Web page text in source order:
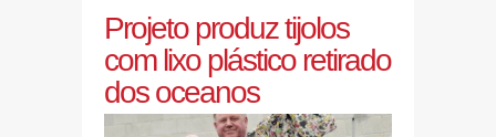
Projeto produz tijolos
com lixo plástico retirado
dos oceanos